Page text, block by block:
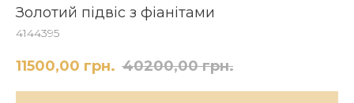
Золотий підвіс з фіанітами
4144395
11500,00 грн. 40200,00 грн.